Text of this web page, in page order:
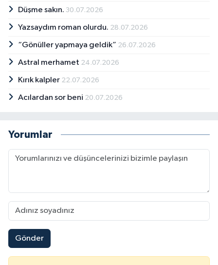
Düşme sakın. 30.07.2026
Yazsaydım roman olurdu. 28.07.2026
“Gönüller yapmaya geldik” 26.07.2026
Astral merhamet 24.07.2026
Kırık kalpler 22.07.2026
Acılardan sor beni 20.07.2026
Yorumlar
Gönder